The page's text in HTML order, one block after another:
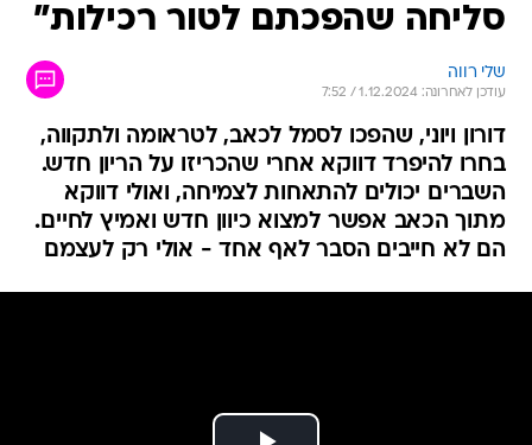
סליחה שהפכתם לטור רכילות"
שלי רווה
עודכן לאחרונה: 1.12.2024 / 7:52
דורון ויוני, שהפכו לסמל לכאב, לטראומה ולתקווה,
בחרו להיפרד דווקא אחרי שהכריזו על הריון חדש.
השברים יכולים להתאחות לצמיחה, ואולי דווקא
מתוך הכאב אפשר למצוא כיוון חדש ואמיץ לחיים.
הם לא חייבים הסבר לאף אחד - אולי רק לעצמם